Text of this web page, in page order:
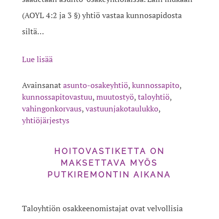
(AOYL 4:2 ja 3 §) yhtiö vastaa kunnosapidosta
siltä…
Lue lisää
Avainsanatasunto-osakeyhtiö,kunnossapito,
kunnossapitovastuu,muutostyö,taloyhtiö,
vahingonkorvaus,vastuunjakotaulukko,
yhtiöjärjestys
HOITOVASTIKETTA ON
MAKSETTAVA MYÖS
PUTKIREMONTIN AIKANA
Taloyhtiön osakkeenomistajat ovat velvollisia